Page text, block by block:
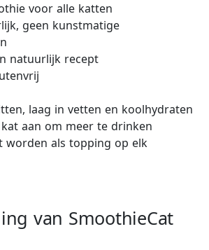
voor alle katten
geen kunstmatige
natuurlijk recept
laag in vetten en koolhydraten
aan om meer te drinken
worden als topping op elk
van SmoothieCat